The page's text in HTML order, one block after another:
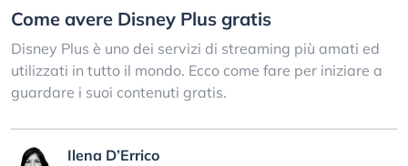
Come avere Disney Plus gratis
Disney Plus è uno dei servizi di streaming più amati ed
utilizzati in tutto il mondo. Ecco come fare per iniziare a
guardare i suoi contenuti gratis.
Ilena D’Errico